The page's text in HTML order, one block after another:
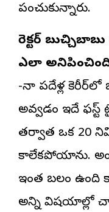
పంచుకున్నారు.
డైరెక్టర్
ఎలా
-నా పదేళ్ల కెరీర్‌లో
అవ్వడం ఇదే ఫస్ట్
తర్వాత ఒక 20
కాలేకపోయాను.
ఇంత బలం ఉంది
అన్ని విషయాల్లో